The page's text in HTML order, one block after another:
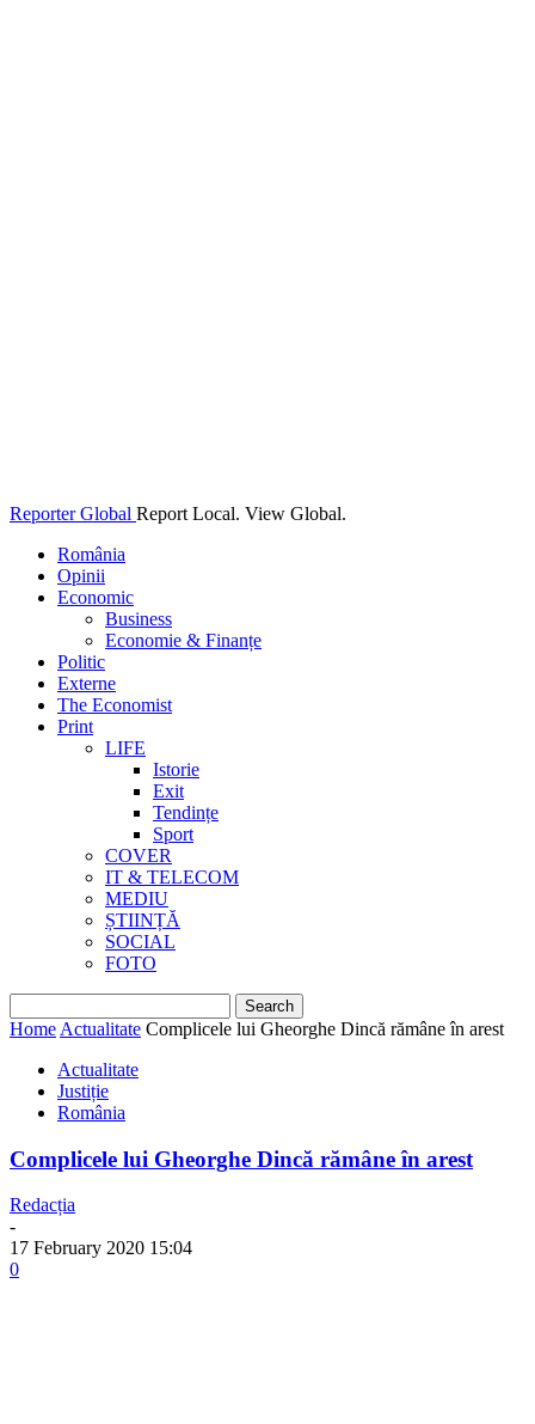
Reporter Global Report Local. View Global.
România
Opinii
Economic
Business
Economie & Finanțe
Politic
Externe
The Economist
Print
LIFE
Istorie
Exit
Tendințe
Sport
COVER
IT & TELECOM
MEDIU
ȘTIINȚĂ
SOCIAL
FOTO
Home Actualitate Complicele lui Gheorghe Dincă rămâne în arest
Actualitate
Justiție
România
Complicele lui Gheorghe Dincă rămâne în arest
Redacția
-
17 February 2020 15:04
0